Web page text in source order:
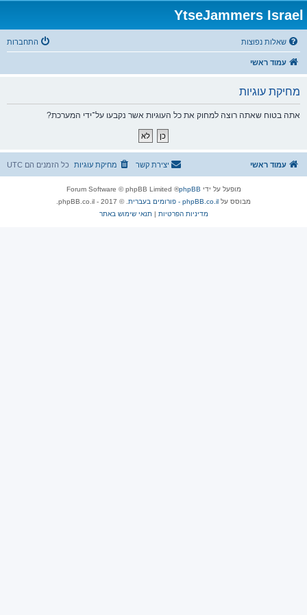
YtseJammers Israel
שאלות נפוצות התחברות
עמוד ראשי
מחיקת עוגיות
אתה בטוח שאתה רוצה למחוק את כל העוגיות אשר נקבעו על־ידי המערכת?
עמוד ראשי כל הזמנים הם UTC מחיקת עוגיות יצירת קשר
מופעל על ידי phpBB
® Forum Software © phpBB Limited
מבוסס על phpBB.co.il - פורומים בעברית
. © 2017 - phpBB.co.il.
מדיניות הפרטיות |תנאי שימוש באתר